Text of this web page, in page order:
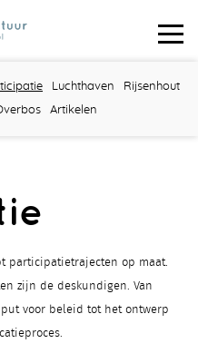
Luchthaven
Rijsenhout
Artikelen
participatietrajecten op maat.
zijn de deskundigen. Van
voor beleid tot het ontwerp